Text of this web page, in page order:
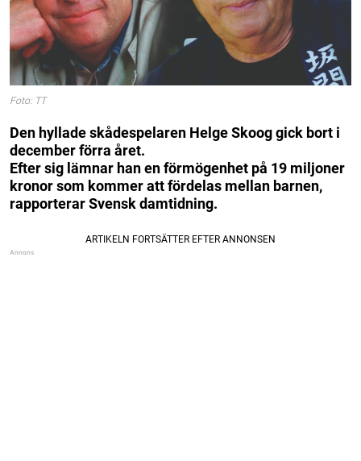
Foto: TT
Den hyllade skådespelaren Helge Skoog gick bort i
december förra året.
Efter sig lämnar han en förmögenhet på 19 miljoner
kronor som kommer att fördelas mellan barnen,
rapporterar Svensk damtidning.